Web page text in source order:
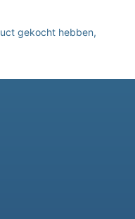
gekocht hebben,